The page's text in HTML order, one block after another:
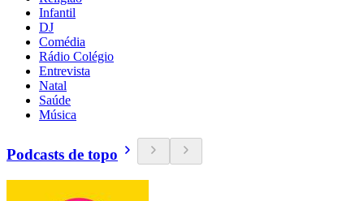
Infantil
DJ
Comédia
Rádio Colégio
Entrevista
Natal
Saúde
Música
Podcasts de topo